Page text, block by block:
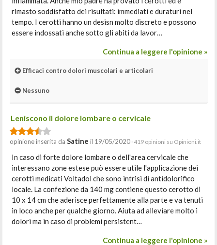
rimasto soddisfatto dei risultati: immediati e duraturi nel
tempo. I cerotti hanno un desisn molto discreto e possono
essere indossati anche sotto gli abiti da lavor…
Continua a leggere l'opinione »
Efficaci contro dolori muscolari e articolari
Nessuno
Leniscono il dolore lombare o cervicale
opinione inserita da Satine il 19/05/2020 · 419 opinioni su Opinioni.it
In caso di forte dolore lombare o dell'area cervicale che
interessano zone estese può essere utile l'applicazione dei
cerotti medicati Voltadol che sono intrisi di antidolorifico
locale. La confezione da 140 mg contiene questo cerotto di
10 x 14 cm che aderisce perfettamente alla parte e va tenuti
in loco anche per qualche giorno. Aiuta ad alleviare molto i
dolori ma in caso di problemi persistent…
Continua a leggere l'opinione »